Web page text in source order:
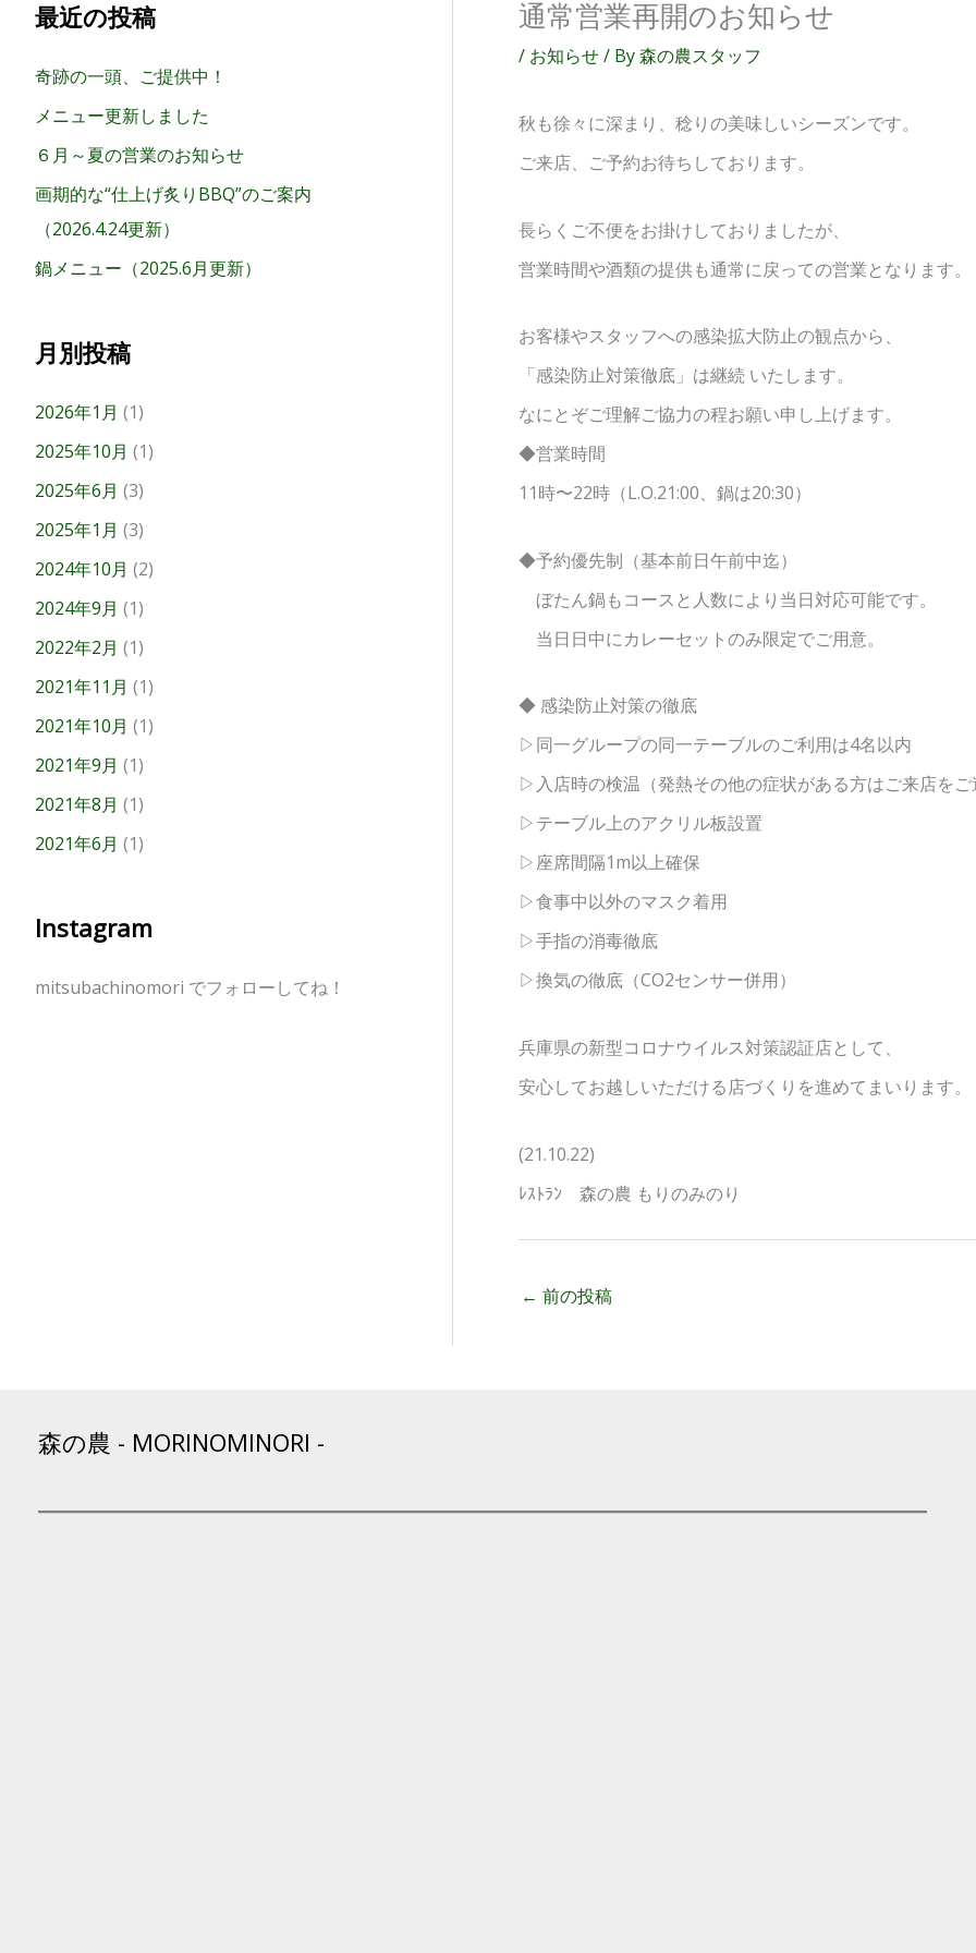
最近の投稿
奇跡の一頭、ご提供中！
メニュー更新しました
６月～夏の営業のお知らせ
画期的な“仕上げ炙りBBQ”のご案内
（2026.4.24更新）
鍋メニュー（2025.6月更新）
月別投稿
2026年1月 (1)
2025年10月 (1)
2025年6月 (3)
2025年1月 (3)
2024年10月 (2)
2024年9月 (1)
2022年2月 (1)
2021年11月 (1)
2021年10月 (1)
2021年9月 (1)
2021年8月 (1)
2021年6月 (1)
Instagram
mitsubachinomori でフォローしてね！
通常営業再開のお知らせ
/ お知らせ/ By森の農スタッフ
秋も徐々に深まり、稔りの美味しいシーズンです。
ご来店、ご予約お待ちしております。
長らくご不便をお掛けしておりましたが、
営業時間や酒類の提供も通常に戻っての営業となります。
お客様やスタッフへの感染拡大防止の観点から、
「感染防止対策徹底」は継続 いたします。
なにとぞご理解ご協力の程お願い申し上げます。
◆営業時間
11時〜22時（L.O.21:00、鍋は20:30）
◆予約優先制（基本前日午前中迄）
ぼたん鍋もコースと人数により当日対応可能です。
当日日中にカレーセットのみ限定でご用意。
◆ 感染防止対策の徹底
▷同一グループの同一テーブルのご利用は4名以内
▷入店時の検温（発熱その他の症状がある方はご来店をご
▷テーブル上のアクリル板設置
▷座席間隔1m以上確保
▷食事中以外のマスク着用
▷手指の消毒徹底
▷換気の徹底（CO2センサー併用）
兵庫県の新型コロナウイルス対策認証店として、
安心してお越しいただける店づくりを進めてまいります。
(21.10.22)
ﾚｽﾄﾗﾝ 森の農 もりのみのり
← 前の投稿
森の農 - MORINOMINORI -